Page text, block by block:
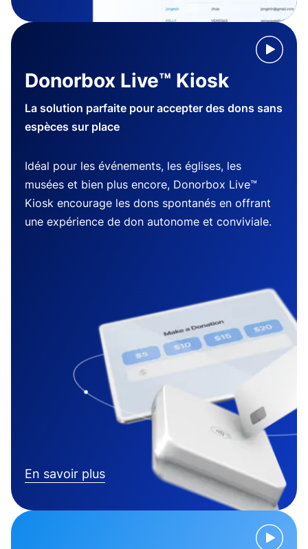
Donorbox Live™ Kiosk
La solution parfaite pour accepter des dons sans
espèces sur place
Idéal pour les événements, les églises, les
musées et bien plus encore, Donorbox Live™
Kiosk encourage les dons spontanés en offrant
une expérience de don autonome et conviviale.
En savoir plus